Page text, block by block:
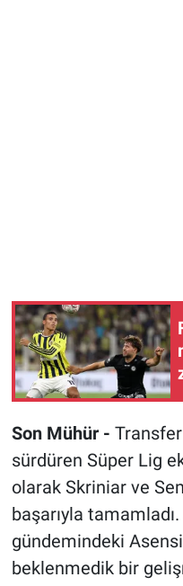
Son Mühür -
sürdüren Süper Lig
olarak Skriniar ve
başarıyla
gündemindeki
beklenmedik bir